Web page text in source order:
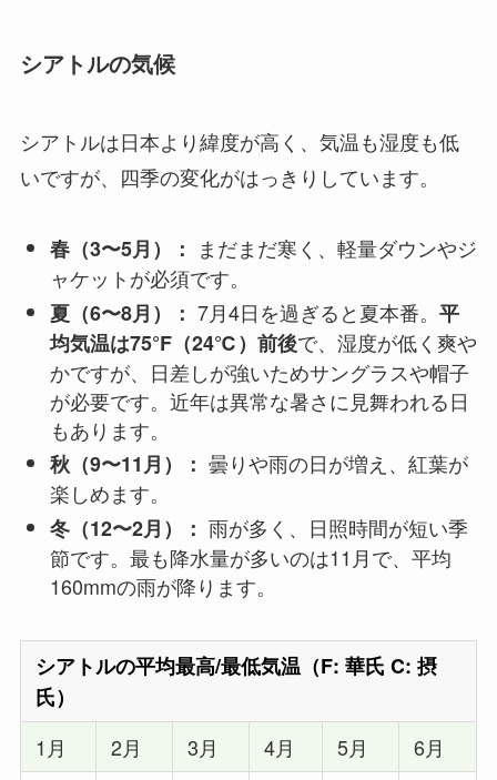
シアトルの気候
シアトルは日本より緯度が高く、気温も湿度も低
いですが、四季の変化がはっきりしています。
春（3〜5月）： まだまだ寒く、軽量ダウンやジ
ャケットが必須です。
夏（6〜8月）： 7月4日を過ぎると夏本番。 平
均気温は75°F（24℃）前後で、湿度が低く爽や
かですが、日差しが強いためサングラスや帽子
が必要です。近年は異常な暑さに見舞われる日
もあります。
秋（9〜11月）： 曇りや雨の日が増え、紅葉が
楽しめます。
冬（12〜2月）： 雨が多く、日照時間が短い季
節です。最も降水量が多いのは11月で、平均
160mmの雨が降ります。
シアトルの平均最高/最低気温（F: 華氏 C: 摂
氏）
1月
2月 3月 4月 5月
6月